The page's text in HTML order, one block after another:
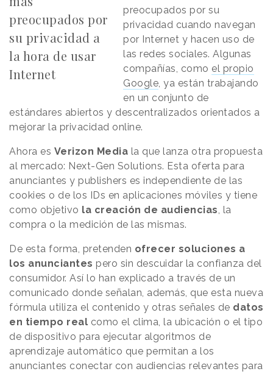
preocupados por
su privacidad a
la hora de usar
Internet
preocupados por su
privacidad cuando navegan
por Internet y hacen uso de
las redes sociales. Algunas
compañías, como el propio
Google, ya están trabajando
en un conjunto de
estándares abiertos y descentralizados orientados a
mejorar la privacidad online.
Ahora es Verizon Media la que lanza otra propuesta
al mercado: Next-Gen Solutions. Esta oferta para
anunciantes y publishers es independiente de las
cookies o de los IDs en aplicaciones móviles y tiene
como objetivo la creación de audiencias, la
compra o la medición de las mismas.
De esta forma, pretenden ofrecer soluciones a
los anunciantes pero sin descuidar la confianza del
consumidor. Así lo han explicado a través de un
comunicado donde señalan, además, que esta nueva
fórmula utiliza el contenido y otras señales de datos
en tiempo real como el clima, la ubicación o el tipo
de dispositivo para ejecutar algoritmos de
aprendizaje automático que permitan a los
anunciantes conectar con audiencias relevantes para